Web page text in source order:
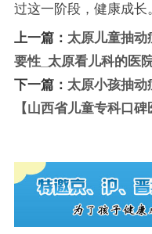
过这一阶段，健康成长
上一篇： 太原儿童抽
要性_太原看儿科的医
下一篇： 太原小孩抽
【山西省儿童专科口碑